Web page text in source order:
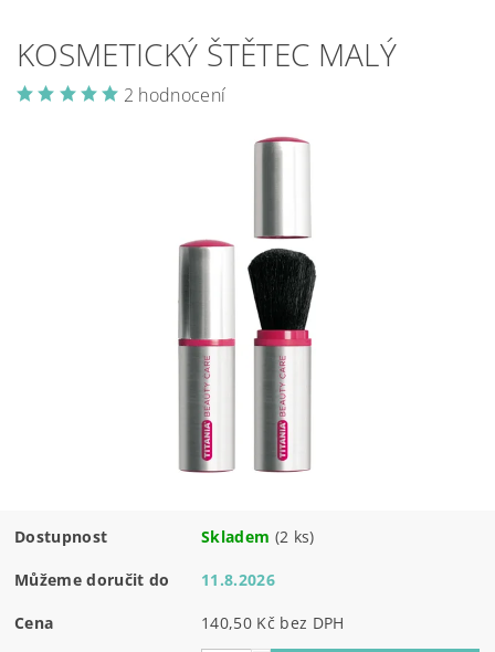
KOSMETICKÝ ŠTĚTEC MALÝ
2 hodnocení
Dostupnost Skladem (2 ks)
Můžeme doručit do 11.8.2026
Cena 140,50 Kč bez DPH